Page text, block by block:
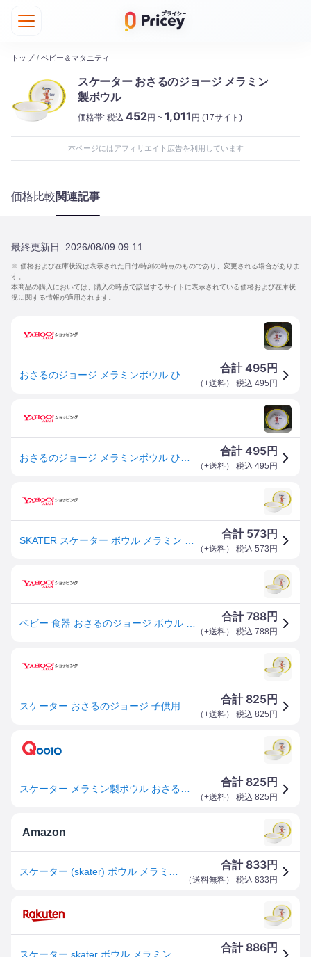
トップ / ベビー＆マタニティ
スケーター おさるのジョージ メラミン
製ボウル
価格帯: 税込 452円 ~ 1,011 円 (17サイト)
本ページにはアフィリエイト広告を利用しています
価格比較関連記事
最終更新日: 2026/08/09 09:11
※ 価格および在庫状況は表示された日付/時刻の時点のものであり、変更される場合がありま
す。
本商品の購入においては、購入の時点で該当するサイトに表示されている価格および在庫状
況に関する情報が適用されます。
合計495円
（+送料） 税込 495 円
合計495円
（+送料） 税込 495 円
合計 573円
（+送料） 税込 573 円
合計788円
（+送料） 税込 788 円
合計 825円
（+送料） 税込 825 円
合計 825円
（+送料） 税込 825 円
Amazon
合計 833円
（送料無料） 税込 833 円
合計 886円